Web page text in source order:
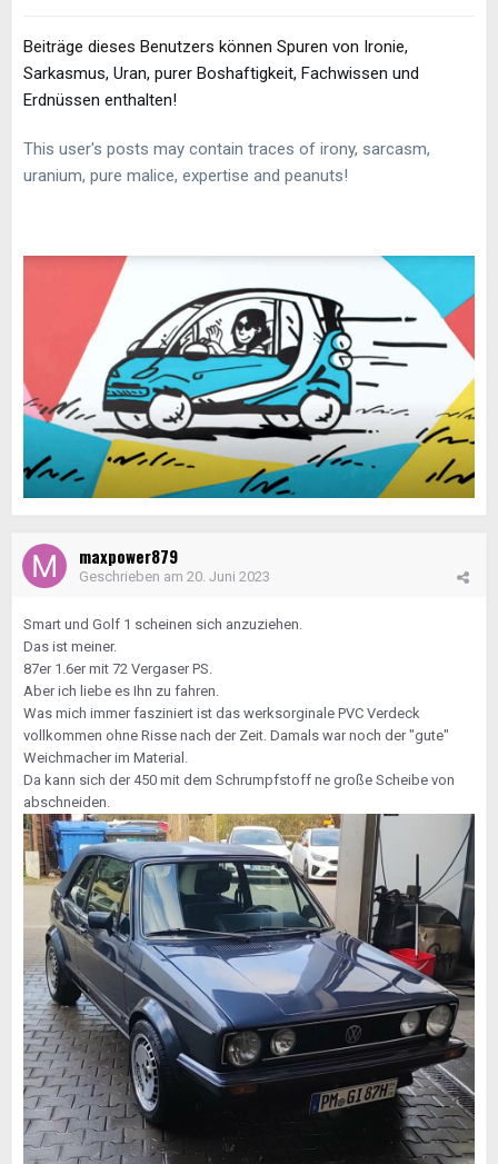
Beiträge dieses Benutzers können Spuren von Ironie,
Sarkasmus, Uran, purer Boshaftigkeit, Fachwissen und
Erdnüssen enthalten!
This user's posts may contain traces of irony, sarcasm,
uranium, pure malice, expertise and peanuts!
maxpower879
Geschrieben am 20. Juni 2023
Smart und Golf 1 scheinen sich anzuziehen.
Das ist meiner.
87er 1.6er mit 72 Vergaser PS.
Aber ich liebe es Ihn zu fahren.
Was mich immer fasziniert ist das werksorginale PVC Verdeck
vollkommen ohne Risse nach der Zeit. Damals war noch der "gute"
Weichmacher im Material.
Da kann sich der 450 mit dem Schrumpfstoff ne große Scheibe von
abschneiden.